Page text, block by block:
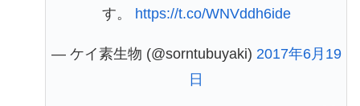
す。 https://t.co/WNVddh6ide
— ケイ素生物 (@sorntubuyaki) 2017年6月19
日